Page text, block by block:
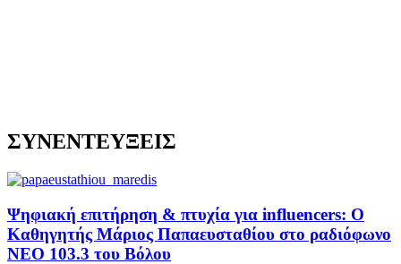
ΣΥΝΕΝΤΕΥΞΕΙΣ
Ψηφιακή επιτήρηση & πτυχία για influencers: Ο
Καθηγητής Μάριος Παπαευσταθίου στο ραδιόφωνο
NEO 103.3 του Βόλου